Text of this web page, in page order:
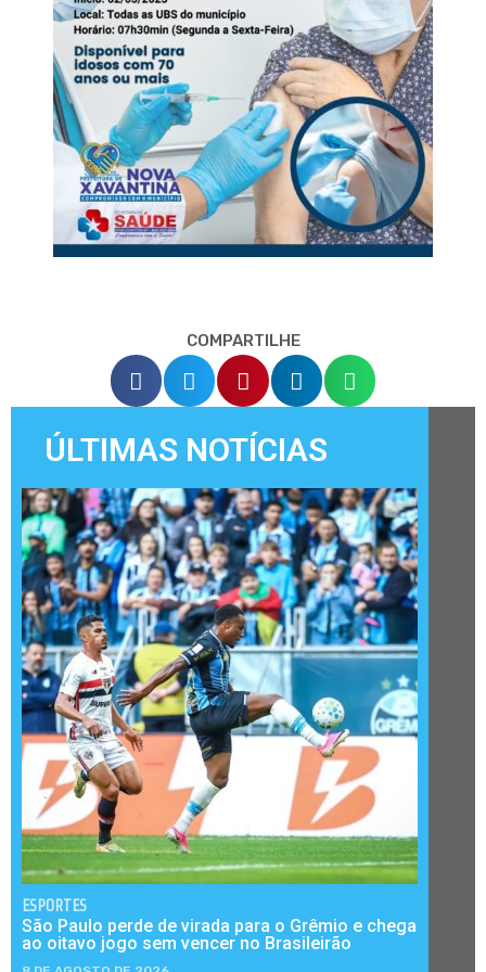
COMPARTILHE
ÚLTIMAS NOTÍCIAS
ESPORTES
São Paulo perde de virada para o Grêmio e chega
ao oitavo jogo sem vencer no Brasileirão